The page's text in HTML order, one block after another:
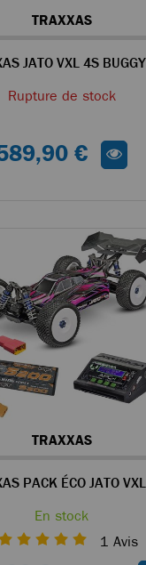
TRAXXAS
Rupture de stock
€
TRAXXAS
En stock
1 Avis